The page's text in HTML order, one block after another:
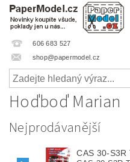
606 683 527
shop@papermodel.cz
Hoďboď Marian
Nejprodávanější
CAS 30-